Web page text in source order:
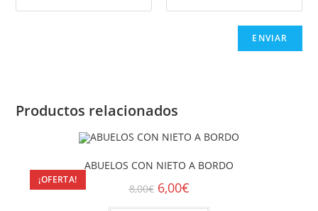
Productos relacionados
¡OFERTA!
ABUELOS CON NIETO A BORDO
8,00€ 6,00€